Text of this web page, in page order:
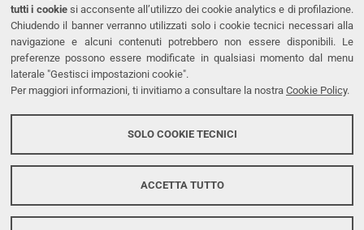
tutti i cookiesi acconsente all’utilizzo dei cookie analytics e di profilazione.
Chiudendo il banner verranno utilizzati solo i cookie tecnici necessari alla
navigazione e alcuni contenuti potrebbero non essere disponibili. Le
preferenze possono essere modificate in qualsiasi momento dal menu
laterale "Gestisci impostazioni cookie".
Per maggiori informazioni, ti invitiamo a consultare la nostra Cookie Policy.
SOLO COOKIE TECNICI
ACCETTA TUTTO
Tel. +39 0532 293111
Fax. +39 0532 293031
PEC
LINKS
Accessibilità
Protezione dati personali